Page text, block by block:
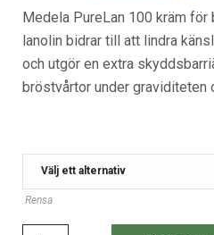
139 kr
Medela PureLan 100 kräm
lanolin bidrar till att lindra
och utgör en extra
bröstvårtor under graviditeten
Rensa